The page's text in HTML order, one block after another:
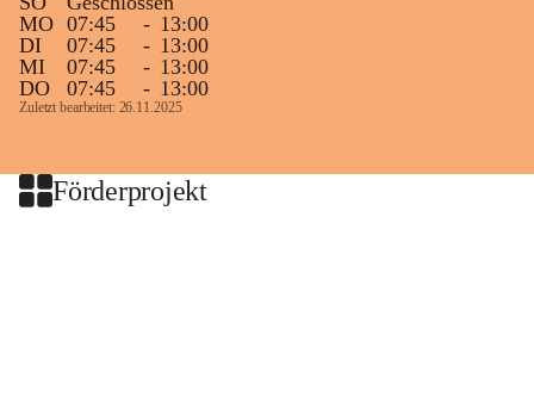
MO 07:45 - 13:00
DI
07:45 - 13:00
MI
07:45 - 13:00
DO
07:45 - 13:00
Zuletzt bearbeitet: 26.11.2025
Förderprojekt